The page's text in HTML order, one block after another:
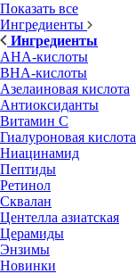
Показать все
Ингредиенты
Ингредиенты
AHA-кислоты
BHA-кислоты
Азелаиновая кислота
Антиоксиданты
Витамин С
Гиалуроновая кислота
Ниацинамид
Пептиды
Ретинол
Сквалан
Центелла азиатская
Церамиды
Энзимы
Новинки